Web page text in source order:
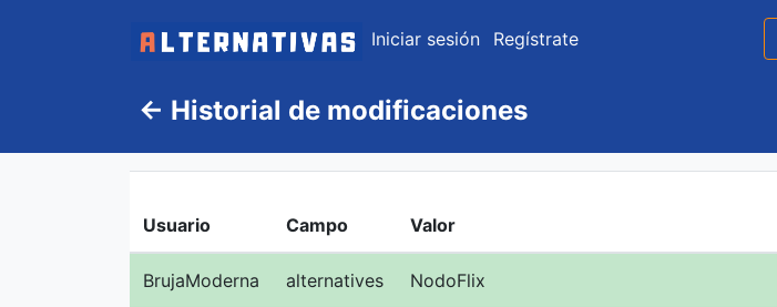
Iniciar sesión Regístrate
← Historial de modificaciones
Usuario Campo Valor
BrujaModerna alternatives NodoFlix